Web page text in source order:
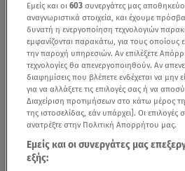
Εμείς και οι 603 συνεργάτες μας
αναγνωριστικά στοιχεία, και έχουμε
δυνατή η ενεργοποίηση τεχνολογιών
εμφανίζονται παρακάτω, για τους οποίους
την παροχή υπηρεσιών. Αν επιλέξετε
τεχνολογίες θα απενεργοποιηθούν. Αν
διαφημίσεις που βλέπετε ενδέχεται να μην
για να αλλάξετε τις επιλογές σας ή να
Διαχείριση προτιμήσεων στο κάτω μέρος
της ιστοσελίδας, εάν υπάρχει]. Οι
ανατρέξτε στην Πολιτική Απορρήτου μας.
Εμείς και οι συνεργάτες μας
εξής: